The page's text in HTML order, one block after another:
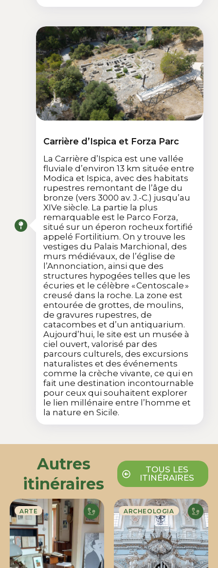
Carrière d’Ispica et Forza Parc
La Carrière d’Ispica est une vallée
fluviale d’environ 13 km située entre
Modica et Ispica, avec des habitats
rupestres remontant de l’âge du
bronze (vers 3000 av. J.-C.) jusqu’au
XIVe siècle. La partie la plus
remarquable est le Parco Forza,
situé sur un éperon rocheux fortifié
appelé Fortilitium. On y trouve les
vestiges du Palais Marchional, des
murs médiévaux, de l’église de
l’Annonciation, ainsi que des
structures hypogées telles que les
écuries et le célèbre « Centoscale »
creusé dans la roche. La zone est
entourée de grottes, de moulins,
de gravures rupestres, de
catacombes et d’un antiquarium.
Aujourd’hui, le site est un musée à
ciel ouvert, valorisé par des
parcours culturels, des excursions
naturalistes et des événements
comme la crèche vivante, ce qui en
fait une destination incontournable
pour ceux qui souhaitent explorer
le lien millénaire entre l’homme et
la nature en Sicile.
Autres
itinéraires
TOUS LES
ITINÉRAIRES
ARTE ARCHEOLOGIA